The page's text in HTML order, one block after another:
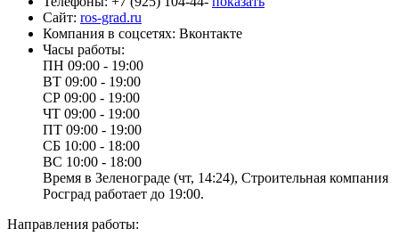
Сайт: ros-grad.ru
Компания в соцсетях: Вконтакте
Часы работы:
ПН 09:00 - 19:00
ВТ 09:00 - 19:00
СР 09:00 - 19:00
ЧТ 09:00 - 19:00
ПТ 09:00 - 19:00
СБ 10:00 - 18:00
ВС 10:00 - 18:00
Время в Зеленограде (чт, 14:24), Строительная компания
Росград работает до 19:00.
Направления работы: